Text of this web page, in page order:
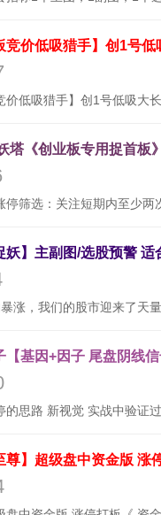
竞价低吸猎手】创1号
塔《创业板专用捉首板
【基因+因子 尾盘阴线